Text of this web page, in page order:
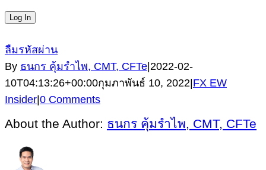
ลืมรหัสผ่าน
By ธนกร คุ้มรำไพ, CMT, CFTe|2022-02-
10T04:13:26+00:00กุมภาพันธ์ 10, 2022|FX EW
Insider|0 Comments
About the Author: ธนกร คุ้มรำไพ, CMT, CFTe